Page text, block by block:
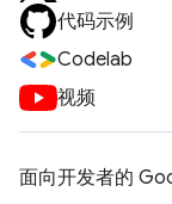
代码示例
Codelab
视频
面向开发者的